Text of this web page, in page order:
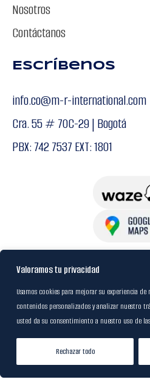
Valoramos tu privacidad
Usamos cookies para mejorar su experiencia
contenidos personalizados y analizar nuestro
usted da su consentimiento a nuestro uso de
Rechazar todo
Nosotros
Contáctanos
Escríbenos
info.co@m-r-international.com
Cra. 55 # 70C-29 | Bogotá
PBX: 742 7537 EXT: 1801
USuarios
Política de Datos